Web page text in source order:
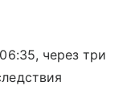
через три